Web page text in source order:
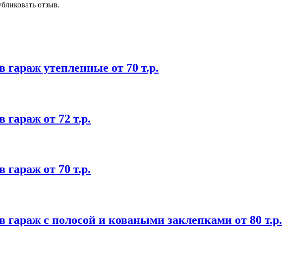
отзыв.
гараж утепленные от 70 т.р.
гараж от 72 т.р.
гараж от 70 т.р.
гараж с полосой и коваными заклепками от 80 т.р.